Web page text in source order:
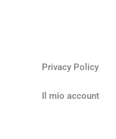
Privacy Policy
Il mio account